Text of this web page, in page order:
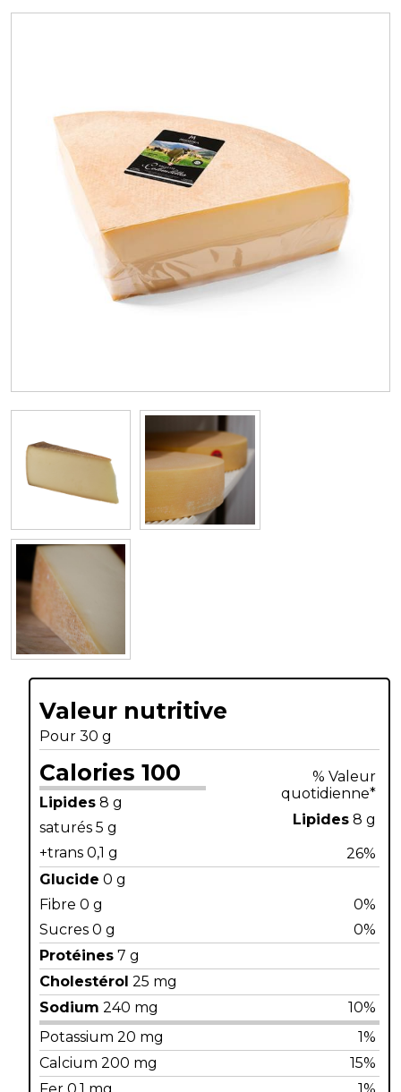
Valeur nutritive
Pour 30 g
Calories 100
Lipides 8 g
saturés 5 g
+trans 0,1 g
% Valeur
quotidienne*
Lipides 8 g
26%
Glucide 0 g
Fibre 0 g
Sucres 0 g
0%
0%
Protéines 7 g
Cholestérol 25 mg
Sodium 240 mg
10%
Potassium 20 mg
1%
Calcium 200 mg
15%
Fer 0,1 mg
1%